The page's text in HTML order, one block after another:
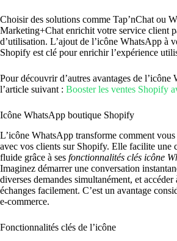
Choisir des solutions comme Tap’nChat ou
Marketing+Chat enrichit votre service client
d’utilisation. L’ajout de l’icône WhatsApp à
Shopify est clé pour enrichir l’expérience
Pour découvrir d’autres avantages de l’icône
l’article suivant : Booster les ventes Shopify
Icône WhatsApp boutique Shopify
L’icône WhatsApp transforme comment vous
avec vos clients sur Shopify. Elle facilite une
fluide grâce à ses fonctionnalités clés icône
Imaginez démarrer une conversation
diverses demandes simultanément, et accéder
échanges facilement. C’est un avantage
e-commerce.
Fonctionnalités clés de l’icône